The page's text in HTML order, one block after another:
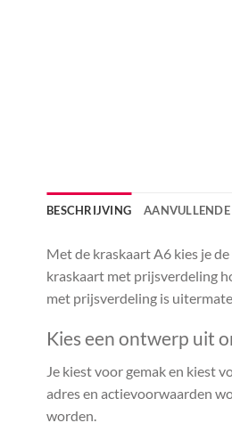
BESCHRIJVING
Met de kraskaart A6 kies je
kraskaart met prijsverdeling
met prijsverdeling is
Kies een ontwerp uit
Je kiest voor gemak en kiest
adres en actievoorwaarden
worden.